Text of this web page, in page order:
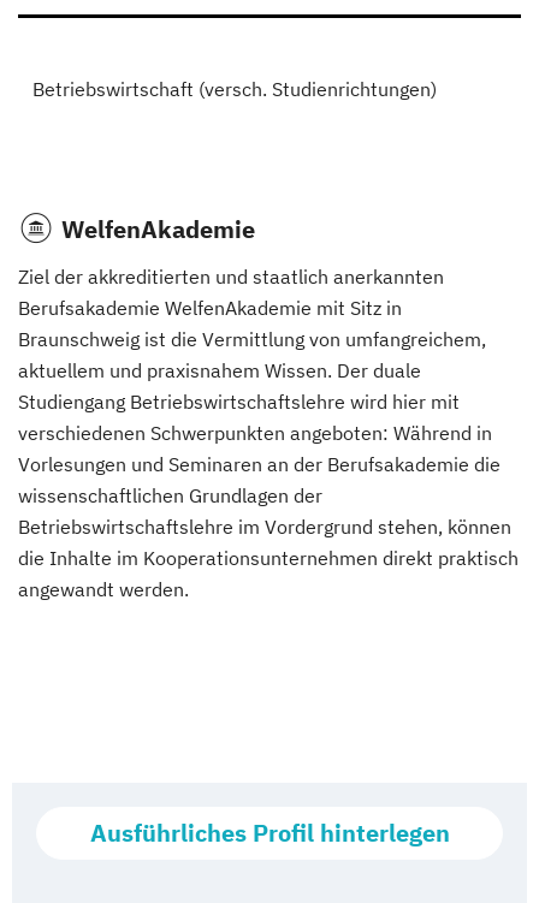
Betriebswirtschaft (versch. Studienrichtungen)
WelfenAkademie
Ziel der akkreditierten und staatlich anerkannten
Berufsakademie WelfenAkademie mit Sitz in
Braunschweig ist die Vermittlung von umfangreichem,
aktuellem und praxisnahem Wissen. Der duale
Studiengang Betriebswirtschaftslehre wird hier mit
verschiedenen Schwerpunkten angeboten: Während in
Vorlesungen und Seminaren an der Berufsakademie die
wissenschaftlichen Grundlagen der
Betriebswirtschaftslehre im Vordergrund stehen, können
die Inhalte im Kooperationsunternehmen direkt praktisch
angewandt werden.
Ausführliches Profil hinterlegen